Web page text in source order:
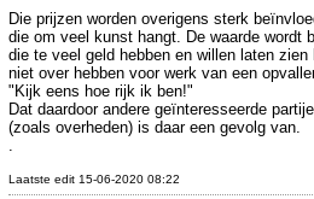
Die prijzen worden overigens sterk
die om veel kunst hangt. De waarde wordt
die te veel geld hebben en willen laten zien
niet over hebben voor werk van een
"Kijk eens hoe rijk ik ben!"
Dat daardoor andere geïnteresseerde
(zoals overheden) is daar een gevolg van.
Laatste edit 15-06-2020 08:22